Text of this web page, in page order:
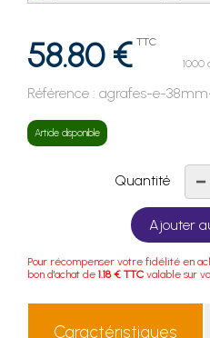
58.80 € TTC
1000
Référence : agrafes-e-
Article disponible
Quantité -
Ajouter
Pour récompenser votre fidélité en
bon d'achat de 1.18 € TTC valable sur
Caractéristiques